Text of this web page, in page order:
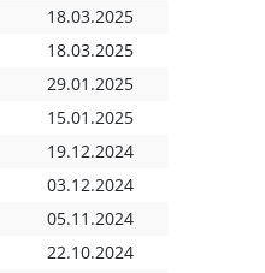
18.03.2025
18.03.2025
29.01.2025
15.01.2025
19.12.2024
03.12.2024
05.11.2024
22.10.2024